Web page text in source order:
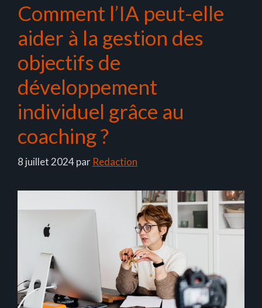
Comment l’IA peut-elle
aider à la gestion des
objectifs de
développement
individuel grâce au
coaching ?
8 juillet 2024par Redaction